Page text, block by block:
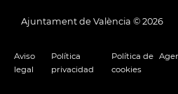
Ajuntament de València © 2026
Aviso
legal
Política
privacidad
Política de
cookies